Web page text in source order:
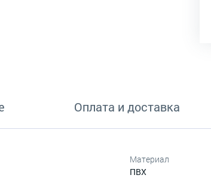
Оплата и доставка
Материал
ПВХ